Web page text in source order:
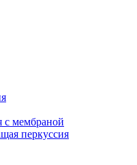
с мембраной
перкуссия